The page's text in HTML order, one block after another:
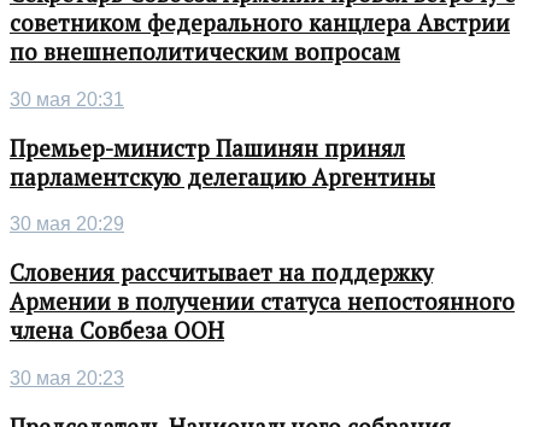
советником федерального канцлера Австрии
по внешнеполитическим вопросам
30 мая 20:31
Премьер-министр Пашинян принял
парламентскую делегацию Аргентины
30 мая 20:29
Словения рассчитывает на поддержку
Армении в получении статуса непостоянного
члена Совбеза ООН
30 мая 20:23